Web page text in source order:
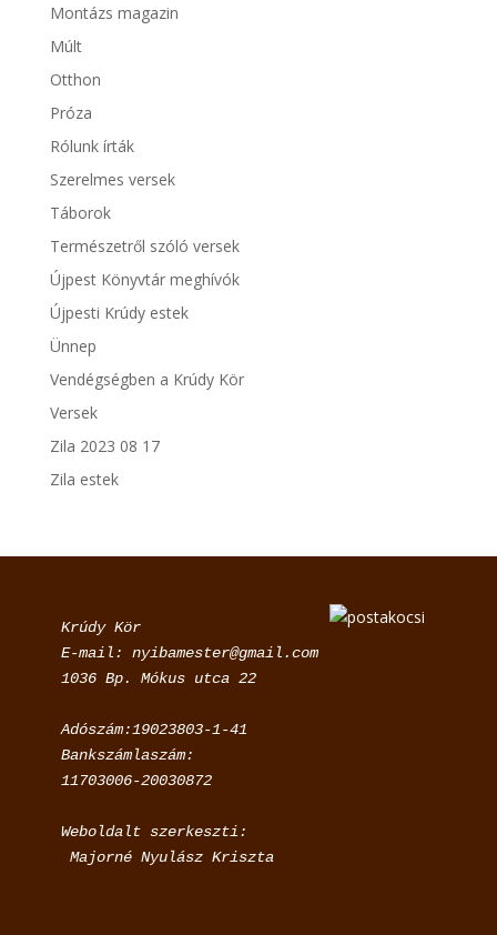
Montázs magazin
Múlt
Otthon
Próza
Rólunk írták
Szerelmes versek
Táborok
Természetről szóló versek
Újpest Könyvtár meghívók
Újpesti Krúdy estek
Ünnep
Vendégségben a Krúdy Kör
Versek
Zila 2023 08 17
Zila estek
Krúdy Kör
E-mail: nyibamester@gmail.com
1036 Bp. Mókus utca 22
Adószám:19023803-1-41
Bankszámlaszám:
11703006-20030872
Weboldalt szerkeszti:
Majorné Nyulász Kriszta